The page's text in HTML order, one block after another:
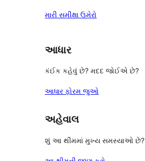
મારી સમીક્ષા ઉમેરો
આધાર
કંઈક કહેવું છે? મદદ જોઈએ છે?
આધાર ફોરમ જુઓ
અહેવાલ
શું આ થીમમાં મુખ્ય સમસ્યાઓ છે?